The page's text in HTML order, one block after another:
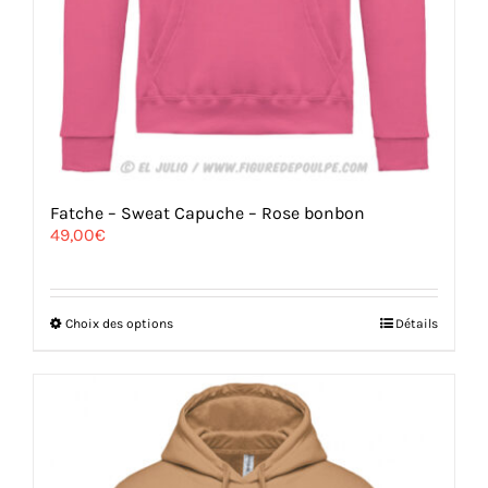
Fatche – Sweat Capuche – Rose bonbon
49,00€
Choix des optionsCe
plusieurs
variations.
Les
options
peuvent
Détails